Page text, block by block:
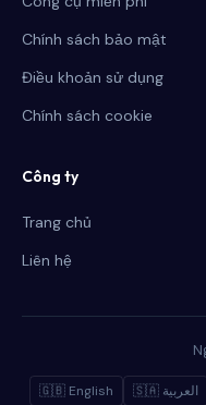
Chính sách bảo mật
Điều khoản sử dụng
Chính sách cookie
Công ty
Trang chủ
Liên hệ
🇬🇧 English 🇸🇦 العربية